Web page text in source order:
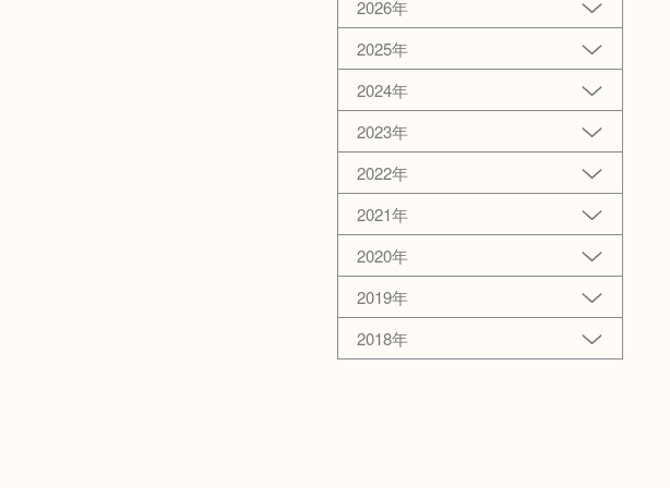
2026年
2025年
2024年
2023年
2022年
2021年
2020年
2019年
2018年